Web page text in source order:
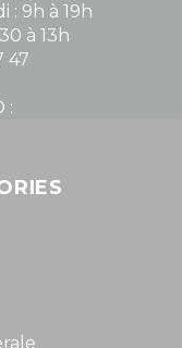
: 9h à 19h
à 13h
47
:
10h à 13h / 14h à 19h
à 12h30
noire.com